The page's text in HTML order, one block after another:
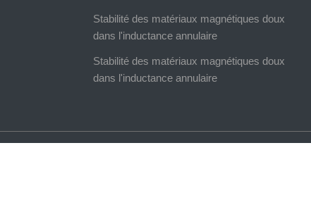
Stabilité des matériaux magnétiques doux
dans l'inductance annulaire
Stabilité des matériaux magnétiques doux
dans l'inductance annulaire